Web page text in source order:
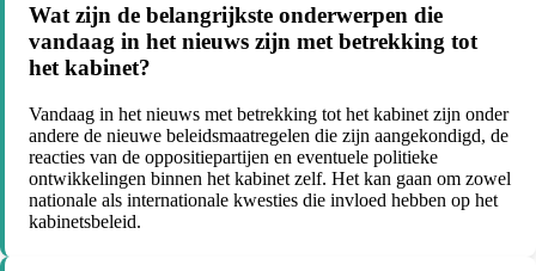
Wat zijn de belangrijkste onderwerpen die
vandaag in het nieuws zijn met betrekking tot
het kabinet?
Vandaag in het nieuws met betrekking tot het kabinet zijn onder
andere de nieuwe beleidsmaatregelen die zijn aangekondigd, de
reacties van de oppositiepartijen en eventuele politieke
ontwikkelingen binnen het kabinet zelf. Het kan gaan om zowel
nationale als internationale kwesties die invloed hebben op het
kabinetsbeleid.